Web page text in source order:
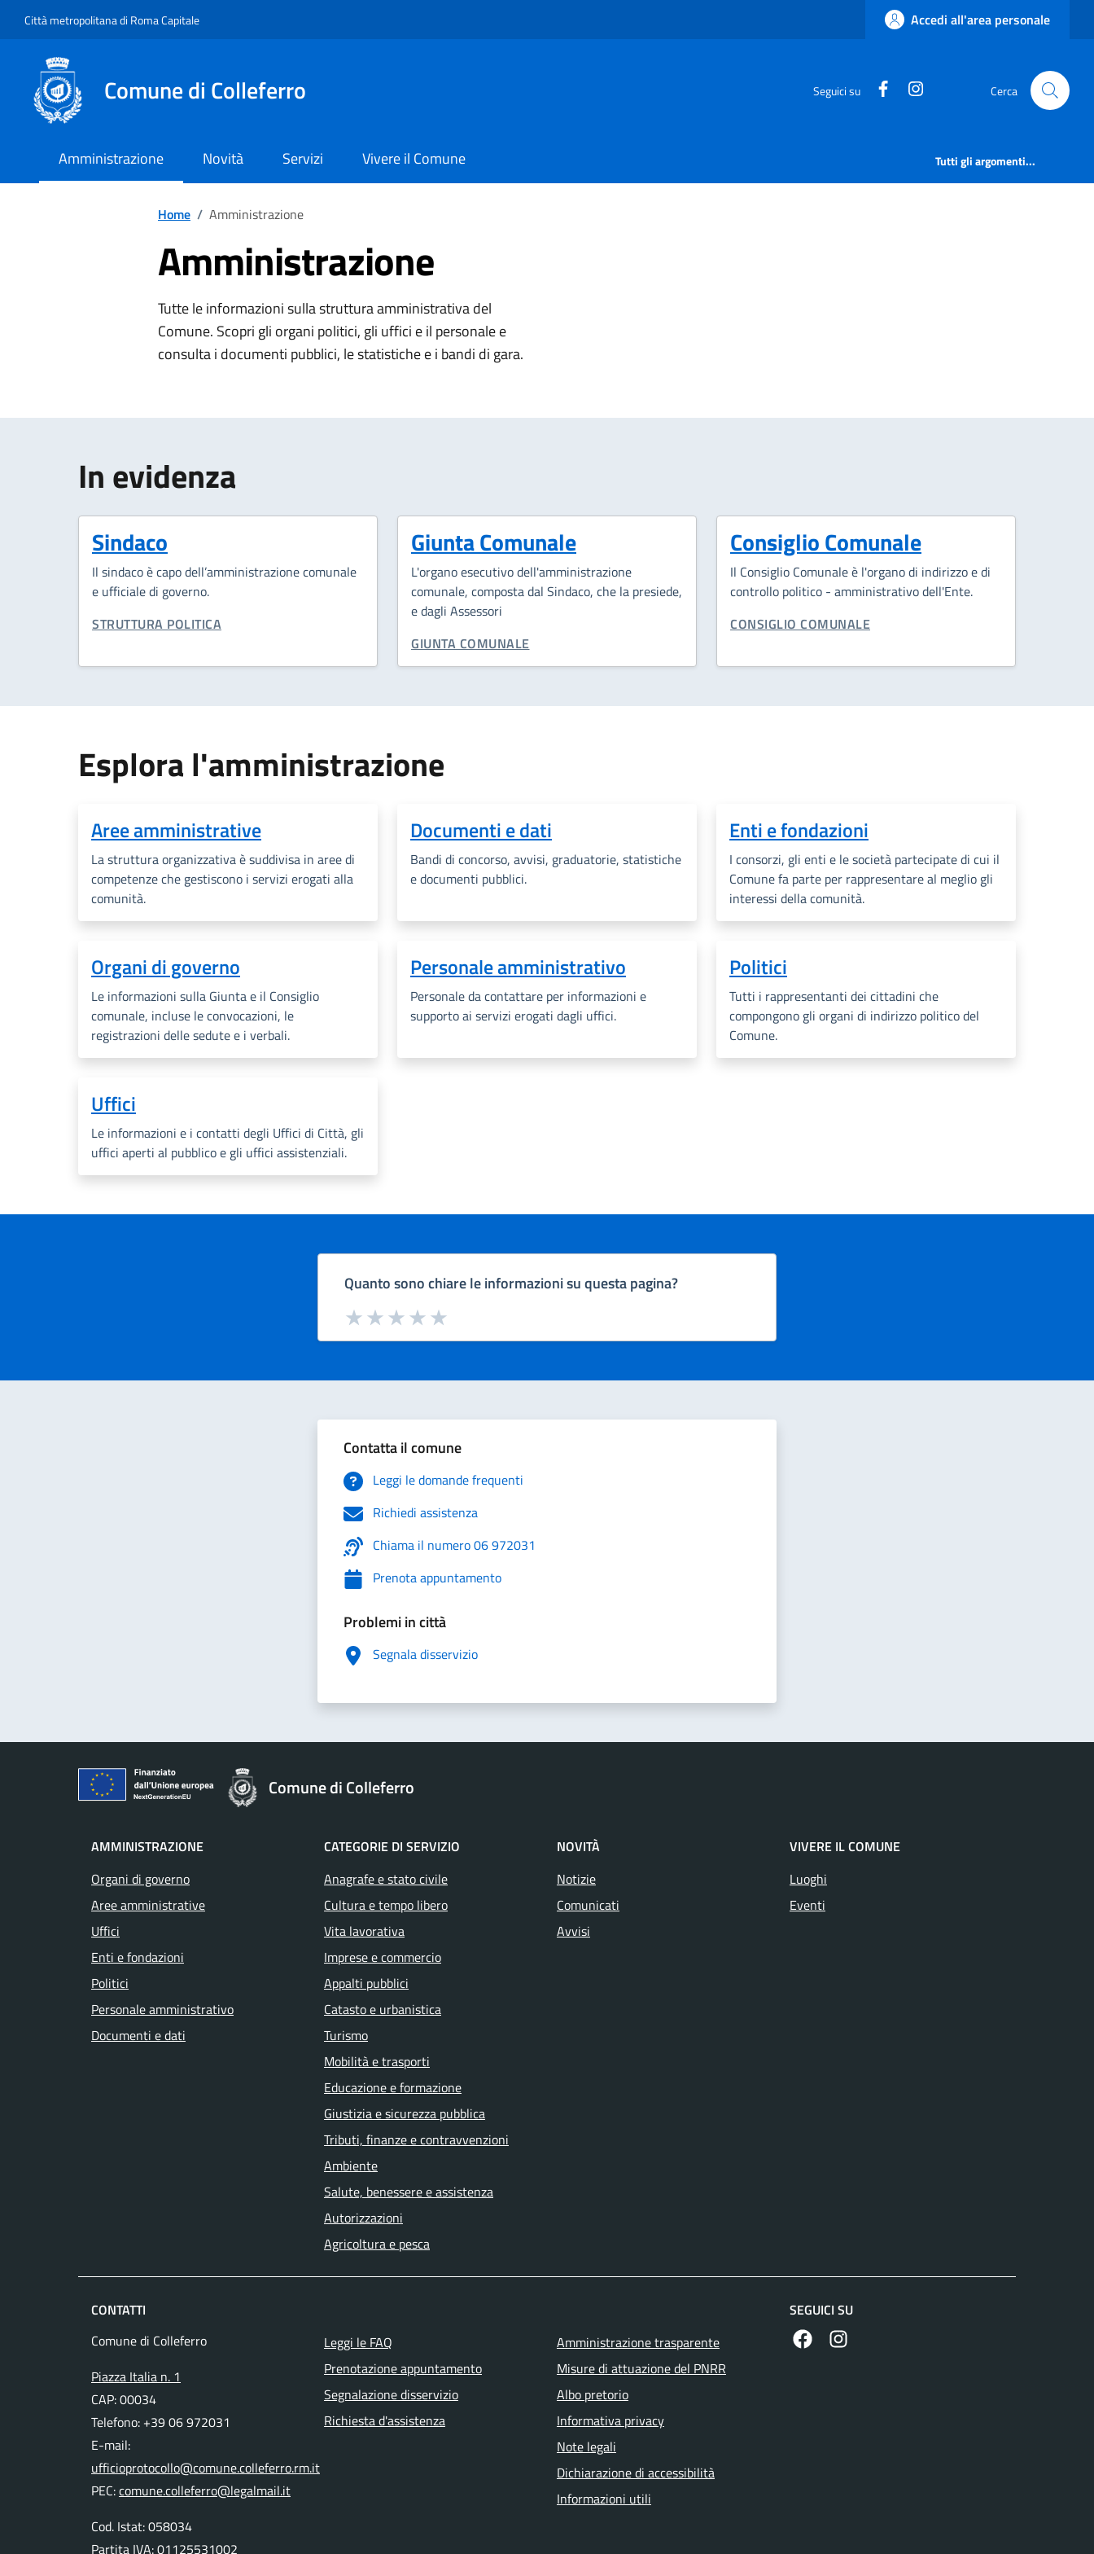
Città metropolitana di Roma Capitale Accedi all'area personale
Comune di Colleferro Seguici su https://www.facebook.com/
https:// Cerca
Amministrazione Novità Servizi Vivere il Comune Tutti gli argomenti...
Home / Amministrazione
Amministrazione
Tutte le informazioni sulla struttura amministrativa del
Comune. Scopri gli organi politici, gli uffici e il personale e
consulta i documenti pubblici, le statistiche e i bandi di gara.
In evidenza
Sindaco
Il sindaco è capo dell’amministrazione comunale
e ufficiale di governo.
CATEGORIA CORRELATA:
STRUTTURA POLITICA
Giunta Comunale
L'organo esecutivo dell'amministrazione
comunale, composta dal Sindaco, che la presiede,
e dagli Assessori
CATEGORIA CORRELATA:
GIUNTA COMUNALE
Consiglio Comunale
Il Consiglio Comunale è l'organo di indirizzo e di
controllo politico - amministrativo dell'Ente.
CATEGORIA CORRELATA:
CONSIGLIO COMUNALE
Esplora l'amministrazione
Aree amministrative
La struttura organizzativa è suddivisa in aree di
competenze che gestiscono i servizi erogati alla
comunità.
Documenti e dati
Bandi di concorso, avvisi, graduatorie, statistiche
e documenti pubblici.
Enti e fondazioni
I consorzi, gli enti e le società partecipate di cui il
Comune fa parte per rappresentare al meglio gli
interessi della comunità.
Organi di governo
Le informazioni sulla Giunta e il Consiglio
comunale, incluse le convocazioni, le
registrazioni delle sedute e i verbali.
Personale amministrativo
Personale da contattare per informazioni e
supporto ai servizi erogati dagli uffici.
Politici
Tutti i rappresentanti dei cittadini che
compongono gli organi di indirizzo politico del
Comune.
Uffici
Le informazioni e i contatti degli Uffici di Città, gli
uffici aperti al pubblico e gli uffici assistenziali.
Quanto sono chiare le informazioni su questa pagina?
Valuta da 1 a 5 stelle la pagina
Valuta 5 stelle su 5
Valuta 4 stelle su 5
Valuta 3 stelle su 5
Valuta 2 stelle su 5
Valuta 1 stelle su 5
Contatta il comune
Leggi le domande frequenti
Richiedi assistenza
Chiama il numero 06 972031
Prenota appuntamento
Problemi in città
Segnala disservizio
Comune di Colleferro
AMMINISTRAZIONE
Organi di governo
Aree amministrative
Uffici
Enti e fondazioni
Politici
Personale amministrativo
Documenti e dati
CATEGORIE DI SERVIZIO
Anagrafe e stato civile
Cultura e tempo libero
Vita lavorativa
Imprese e commercio
Appalti pubblici
Catasto e urbanistica
Turismo
Mobilità e trasporti
Educazione e formazione
Giustizia e sicurezza pubblica
Tributi, finanze e contravvenzioni
Ambiente
Salute, benessere e assistenza
Autorizzazioni
Agricoltura e pesca
NOVITÀ
Notizie
Comunicati
Avvisi
VIVERE IL COMUNE
Luoghi
Eventi
CONTATTI
Comune di Colleferro
Piazza Italia n. 1
CAP: 00034
Telefono: +39 06 972031
E-mail:
ufficioprotocollo@comune.colleferro.rm.it
PEC:comune.colleferro@legalmail.it
Cod. Istat: 058034
Partita IVA: 01125531002
Leggi le FAQ
Prenotazione appuntamento
Segnalazione disservizio
Richiesta d'assistenza
Amministrazione trasparente
Misure di attuazione del PNRR
Albo pretorio
Informativa privacy
Note legali
Dichiarazione di accessibilità
Informazioni utili
SEGUICI SU
https://www.facebook.com/comunecolleferro/